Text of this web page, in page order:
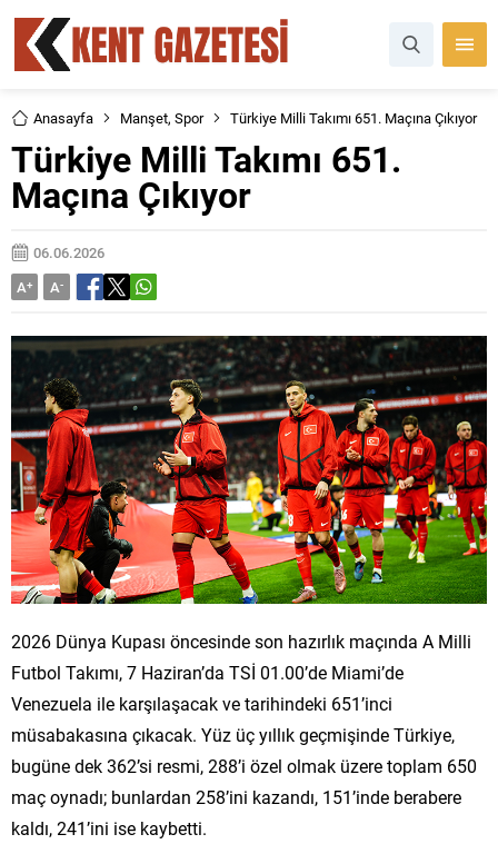
Anasayfa Manşet, Spor Türkiye Milli Takımı 651. Maçına Çıkıyor
Türkiye Milli Takımı 651.
Maçına Çıkıyor
06.06.2026
A+ A-
2026 Dünya Kupası öncesinde son hazırlık maçında A Milli
Futbol Takımı, 7 Haziran’da TSİ 01.00’de Miami’de
Venezuela ile karşılaşacak ve tarihindeki 651’inci
müsabakasına çıkacak. Yüz üç yıllık geçmişinde Türkiye,
bugüne dek 362’si resmi, 288’i özel olmak üzere toplam 650
maç oynadı; bunlardan 258’ini kazandı, 151’inde berabere
kaldı, 241’ini ise kaybetti.